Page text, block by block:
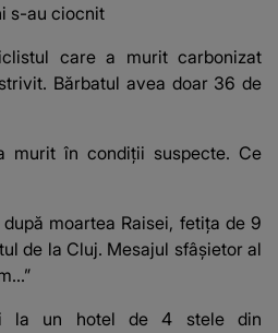
s-au ciocnit
care a murit carbonizat
Bărbatul avea doar 36 de
murit în condiții suspecte. Ce
moartea Raisei, fetița de 9
de la Cluj. Mesajul sfâșietor al
la un hotel de 4 stele din